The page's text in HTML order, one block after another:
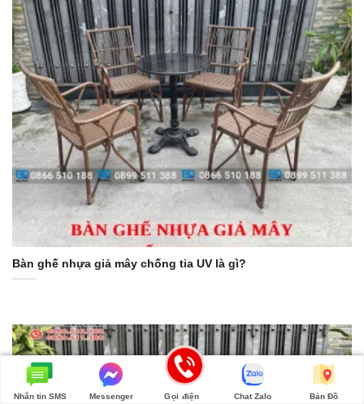
Bàn ghế nhựa giả mây chống tia UV là gì?
Bản Đồ
Chat Zalo
Gọi điện
Messenger
Nhắn tin SMS